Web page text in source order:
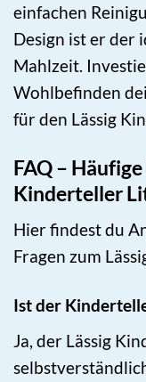
einfachen
Design ist er der
Mahlzeit.
Wohlbefinden
für den Lässig
FAQ –
Kinderteller
Hier findest du
Fragen zum
Ist der
Ja, der Lässig